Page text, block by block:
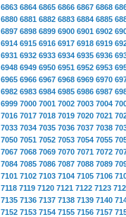
6863 6864 6865 6866 6867 6868
6880 6881 6882 6883 6884 6885
6897 6898 6899 6900 6901 6902
6914 6915 6916 6917 6918 6919
6931 6932 6933 6934 6935 6936
6948 6949 6950 6951 6952 6953
6965 6966 6967 6968 6969 6970
6982 6983 6984 6985 6986 6987
6999 7000 7001 7002 7003 7004
7016 7017 7018 7019 7020 7021
7033 7034 7035 7036 7037 7038
7050 7051 7052 7053 7054 7055
7067 7068 7069 7070 7071 7072
7084 7085 7086 7087 7088 7089
7101 7102 7103 7104 7105 7106
7118 7119 7120 7121 7122 7123
7135 7136 7137 7138 7139 7140
7152 7153 7154 7155 7156 7157